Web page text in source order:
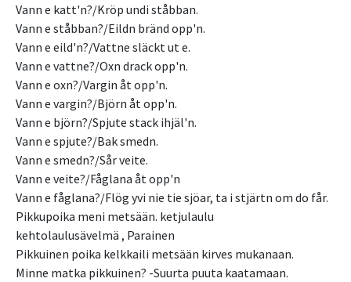
Vann e katt'n?/Kröp undi ståbban.
Vann e ståbban?/Eildn bränd opp'n.
Vann e eild'n?/Vattne släckt ut e.
Vann e vattne?/Oxn drack opp'n.
Vann e oxn?/Vargin åt opp'n.
Vann e vargin?/Björn åt opp'n.
Vann e björn?/Spjute stack ihjäl'n.
Vann e spjute?/Bak smedn.
Vann e smedn?/Sår veite.
Vann e veite?/Fåglana åt opp'n
Vann e fåglana?/Flög yvi nie tie sjöar, ta i stjärtn om do får.
Pikkupoika meni metsään. ketjulaulu
kehtolaulusävelmä , Parainen
Pikkuinen poika kelkkaili metsään kirves mukanaan.
Minne matka pikkuinen? -Suurta puuta kaatamaan.